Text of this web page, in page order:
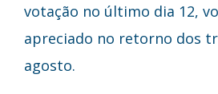
votação no último dia 12,
apreciado no retorno dos
agosto.